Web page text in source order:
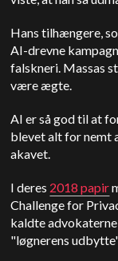
Hans tilhængere,
AI-drevne
falskneri. Massas
være ægte.
AI er så god til at
blevet alt for nemt
akavet.
I deres 2018 papir
Challenge for
kaldte
"løgnerens